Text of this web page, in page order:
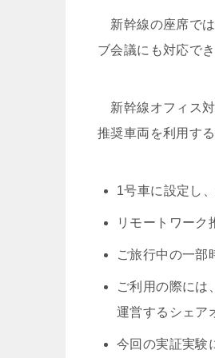
新幹線の座席では
ブ会議にも対応で
新幹線オフィス対
推奨車両を利用す
1号車に設定し
リモートワーク
ご旅行中の一部
ご利用の際には
運営するシェア
今回の実証実験